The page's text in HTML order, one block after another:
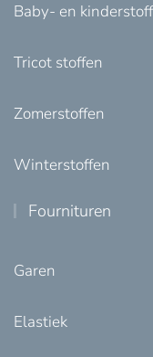
Baby- en
Tricot stoffen
Zomerstoffen
Winterstoffen
Fournituren
Garen
Elastiek